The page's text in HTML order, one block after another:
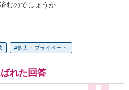
むのでしょうか
個人・プライベート
れた回答